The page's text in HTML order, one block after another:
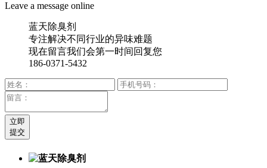
Leave a message online
蓝天除臭剂
专注解决不同行业的异味难题
现在留言我们会第一时间回复您
186-0371-5432
立即
提交